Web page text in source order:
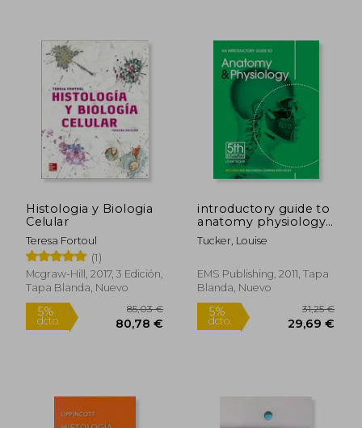
5% 397,53 € 5%
Histologia y Biologia
Celular
Teresa Fortoul
(1)
Mcgraw-Hill, 2017, 3 Edición,
Tapa Blanda, Nuevo
introductory guide to
anatomy physiology
(en Inglés)
Tucker, Louise
EMS Publishing, 2011, Tapa
Blanda, Nuevo